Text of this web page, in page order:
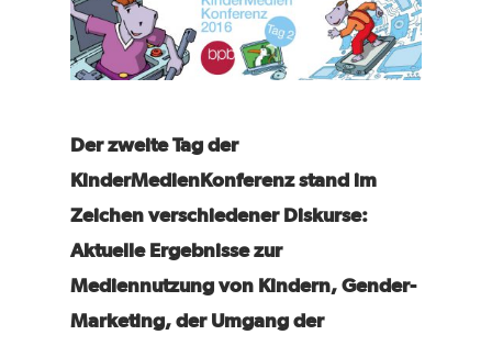
Der zweite Tag der
KinderMedienKonferenz stand im
Zeichen verschiedener Diskurse:
Aktuelle Ergebnisse zur
Mediennutzung von Kindern, Gender-
Marketing, der Umgang der